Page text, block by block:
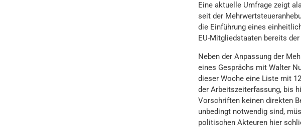
Eine aktuelle Umfrage zeigt
seit der
die Einführung eines
EU-Mitgliedstaaten bereits
Neben der Anpassung der
eines Gesprächs mit Walter
dieser Woche eine Liste mit
der Arbeitszeiterfassung, bis
Vorschriften keinen direkten
unbedingt notwendig sind,
politischen Akteuren hier